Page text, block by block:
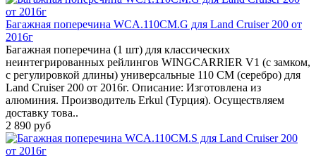
Багажная поперечина WCA.110CM.G для Land Cruiser 200 от
2016г
Багажная поперечина (1 шт) для классических
неинтегрированных рейлингов WINGCARRIER V1 (с замком,
с регулировкой длины) универсальные 110 CM (серебро) для
Land Cruiser 200 от 2016г. Описание: Изготовлена из
алюминия. Производитель Erkul (Турция). Осуществляем
доставку това..
2 890 руб